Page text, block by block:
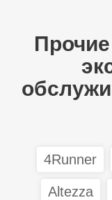
4Runner
Altezza